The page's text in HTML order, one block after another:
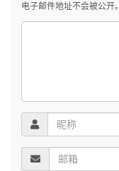
电子邮件地址不会被公开。